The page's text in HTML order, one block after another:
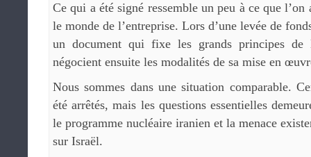
Ce qui a été signé ressemble un peu à ce que l’on
le monde de l’entreprise. Lors d’une levée de
un document qui fixe les grands principes de
négocient ensuite les modalités de sa mise en
Nous sommes dans une situation comparable.
été arrêtés, mais les questions essentielles
le programme nucléaire iranien et la menace
sur Israël.